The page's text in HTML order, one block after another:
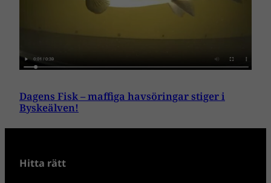
Dagens Fisk – maffiga havsöringar stiger i
Byskeälven!
Hitta rätt